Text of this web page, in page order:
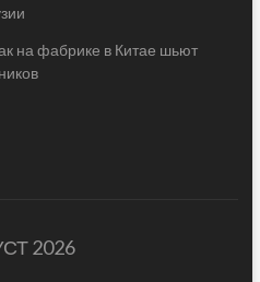
на фабрике в Китае шьют
2026